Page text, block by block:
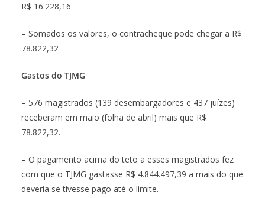
R$ 16.228,16
– Somados os valores, o contracheque pode chegar a R$
78.822,32
Gastos do TJMG
– 576 magistrados (139 desembargadores e 437 juízes)
receberam em maio (folha de abril) mais que R$
78.822,32.
– O pagamento acima do teto a esses magistrados fez
com que o TJMG gastasse R$ 4.844.497,39 a mais do que
deveria se tivesse pago até o limite.